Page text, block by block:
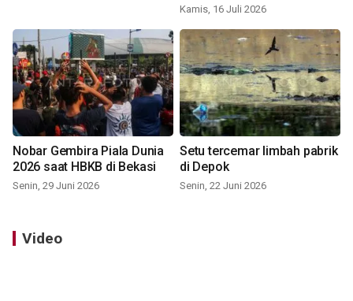
Kamis, 16 Juli 2026
Nobar Gembira Piala Dunia
2026 saat HBKB di Bekasi
Senin, 29 Juni 2026
Setu tercemar limbah pabrik
di Depok
Senin, 22 Juni 2026
Video